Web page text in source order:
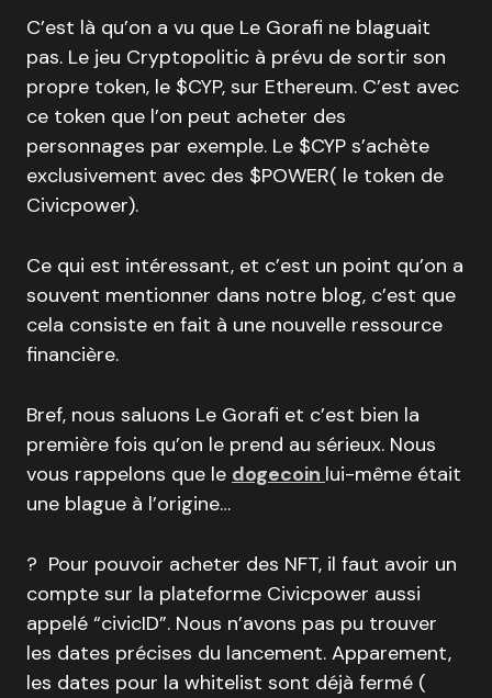
C’est là qu’on a vu que Le Gorafi ne blaguait
pas. Le jeu Cryptopolitic à prévu de sortir son
propre token, le $CYP, sur Ethereum. C’est avec
ce token que l’on peut acheter des
personnages par exemple. Le $CYP s’achète
exclusivement avec des $POWER( le token de
Civicpower).
Ce qui est intéressant, et c’est un point qu’on a
souvent mentionner dans notre blog, c’est que
cela consiste en fait à une nouvelle ressource
financière.
Bref, nous saluons Le Gorafi et c’est bien la
première fois qu’on le prend au sérieux. Nous
vous rappelons que le dogecoin lui-même était
une blague à l’origine…
? Pour pouvoir acheter des NFT, il faut avoir un
compte sur la plateforme Civicpower aussi
appelé “civicID”. Nous n’avons pas pu trouver
les dates précises du lancement. Apparement,
les dates pour la whitelist sont déjà fermé (